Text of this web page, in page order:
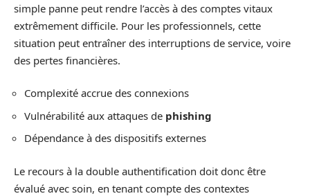
simple panne peut rendre l’accès à des comptes vitaux
extrêmement difficile. Pour les professionnels, cette
situation peut entraîner des interruptions de service, voire
des pertes financières.
Complexité accrue des connexions
Vulnérabilité aux attaques de phishing
Dépendance à des dispositifs externes
Le recours à la double authentification doit donc être
évalué avec soin, en tenant compte des contextes